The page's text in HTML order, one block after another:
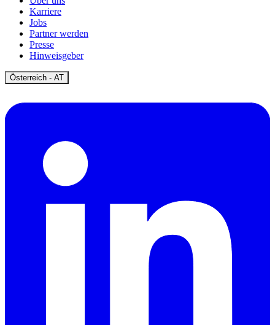
Karriere
Jobs
Partner werden
Presse
Hinweisgeber
Österreich - ATOpen